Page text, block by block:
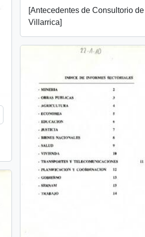
[Antecedentes de Consultorio de
Villarrica]
Add to clipboard